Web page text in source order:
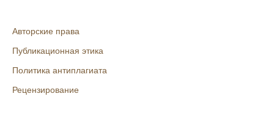
Авторские права
Публикационная этика
Политика антиплагиата
Рецензирование